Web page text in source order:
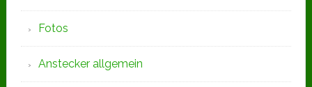
Fotos
Anstecker allgemein